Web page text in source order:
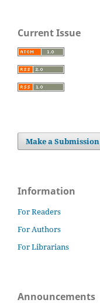
Current Issue
Make a Submission
Information
For Readers
For Authors
For Librarians
Announcements